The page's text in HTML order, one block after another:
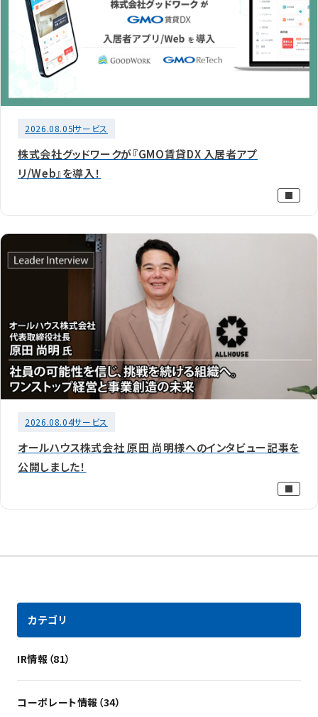
2026.08.05サービス
株式会社グッドワークが『GMO賃貸DX 入居者アプ
リ/Web』を導入！
2026.08.04サービス
オールハウス株式会社 原田 尚明様へのインタビュー記事を
公開しました！
カテゴリ
IR情報（81）
コーポレート情報（34）